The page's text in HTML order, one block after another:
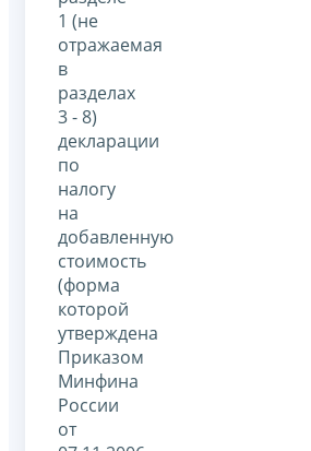
1 (не
отражаемая
в
разделах
3 - 8)
декларации
по
налогу
на
добавленную
стоимость
(форма
которой
утверждена
Приказом
Минфина
России
от